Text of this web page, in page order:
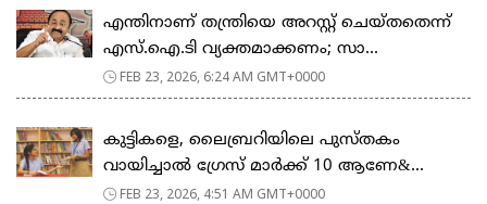
എന്തിനാണ് തന്ത്രിയെ അറസ്റ്റ് ചെയ്തതെന്ന്
എസ്.ഐ.ടി വ്യക്തമാക്കണം; സാ...
FEB 23, 2026, 6:24 AM GMT+0000
കുട്ടികളെ, ലൈബ്രറിയിലെ പുസ്തകം
വായിച്ചാല്‍ ഗ്രേസ് മാര്‍ക്ക് 10 ആണേ&...
FEB 23, 2026, 4:51 AM GMT+0000